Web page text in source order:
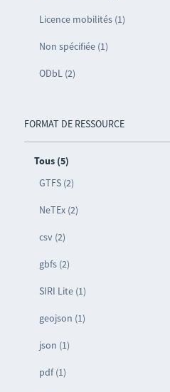
Licence mobilités (1)
Non spécifiée (1)
ODbL (2)
FORMAT DE RESSOURCE
Tous (5)
GTFS (2)
NeTEx (2)
csv (2)
gbfs (2)
SIRI Lite (1)
geojson (1)
json (1)
pdf (1)